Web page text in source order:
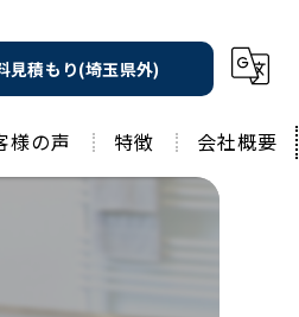
見積もり(埼玉県外)
様の声 特徴
工務店
会社概要